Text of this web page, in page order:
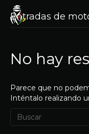
Entradas de
No hay
Parece que no
Inténtalo realizando